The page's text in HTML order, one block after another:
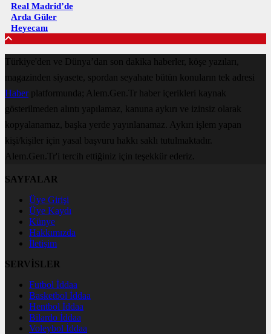
Real Madrid’de
Arda Güler
Heyecanı
Türkiye'den ve Dünya’dan son dakika haberler, köşe yazıları,
magazinden siyasete, spordan seyahate bütün konuların tek adresi
Haberplatformunda; Alem.Gen.Tr haber içerikleri kaynak
gösterilmeden alıntı yapılamaz, kanuna aykırı ve izinsiz olarak
kopyalanamaz, başka yerde yayınlanamaz. Aykırı işlem yapan
kişi/kişiler için yasal başvuru hakkı saklı tutulmaktadır.
Alem.Gen.Tr'i tercih ettiğiniz için teşekkür ederiz.
SAYFALAR
Üye Girişi
Üye Kaydı
Künye
Hakkımızda
İletişim
SERVİSLER
Futbol İddaa
Basketbol İddaa
Hentbol İddaa
Bilardo İddaa
Voleybol İddaa